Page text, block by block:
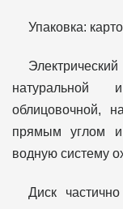
Упаковка:
натуральной
облицовочной,
прямым углом
водную систему
Диск